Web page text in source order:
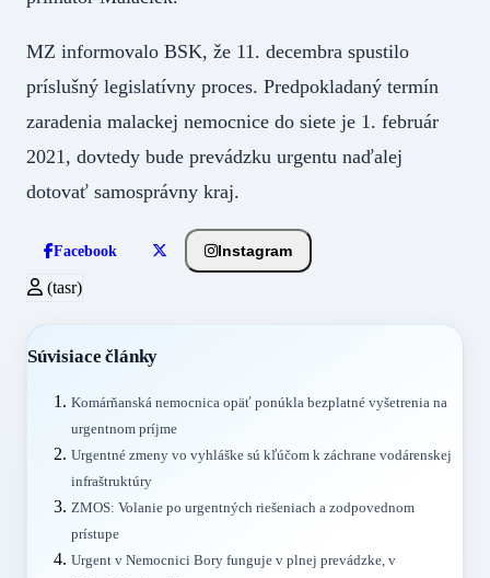
MZ informovalo BSK, že 11. decembra spustilo
príslušný legislatívny proces. Predpokladaný termín
zaradenia malackej nemocnice do siete je 1. február
2021, dovtedy bude prevádzku urgentu naďalej
dotovať samosprávny kraj.
Facebook Instagram
(tasr)
Súvisiace články
Komárňanská nemocnica opäť ponúkla bezplatné vyšetrenia na
urgentnom príjme
Urgentné zmeny vo vyhláške sú kľúčom k záchrane vodárenskej
infraštruktúry
ZMOS: Volanie po urgentných riešeniach a zodpovednom
prístupe
Urgent v Nemocnici Bory funguje v plnej prevádzke, v